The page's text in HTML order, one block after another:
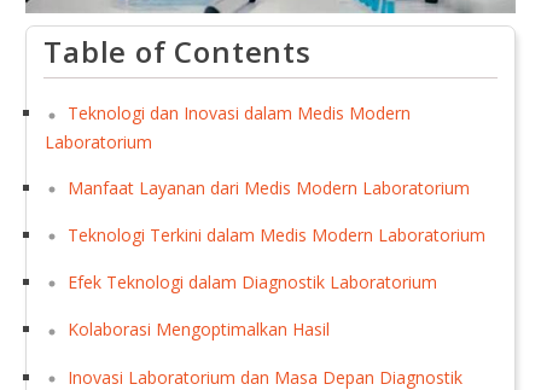
Table of Contents
Teknologi dan Inovasi dalam Medis Modern
Laboratorium
Manfaat Layanan dari Medis Modern Laboratorium
Teknologi Terkini dalam Medis Modern Laboratorium
Efek Teknologi dalam Diagnostik Laboratorium
Kolaborasi Mengoptimalkan Hasil
Inovasi Laboratorium dan Masa Depan Diagnostik